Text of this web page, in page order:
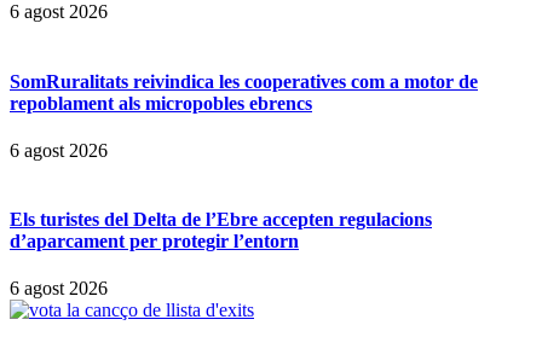
6 agost 2026
SomRuralitats reivindica les cooperatives com a motor de
repoblament als micropobles ebrencs
6 agost 2026
Els turistes del Delta de l’Ebre accepten regulacions
d’aparcament per protegir l’entorn
6 agost 2026